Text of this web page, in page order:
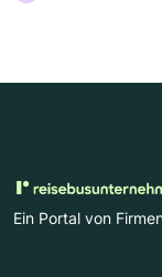
Ein Portal von